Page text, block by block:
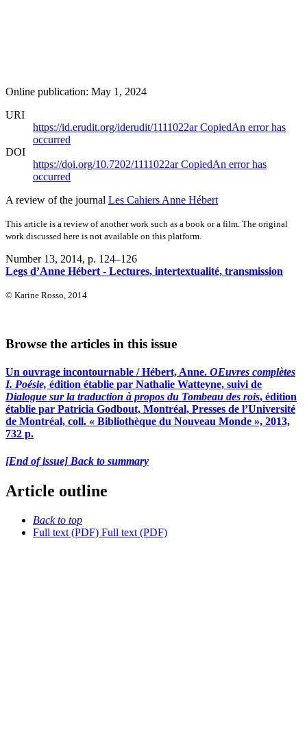
Online publication: May 1, 2024
URI
https://id.erudit.org/iderudit/1111022arCopiedAn error has
occurred
DOI
https://doi.org/10.7202/1111022arCopiedAn error has
occurred
A review of the journal Les Cahiers Anne Hébert
This article is a review of another work such as a book or a film. The original
work discussed here is not available on this platform.
Number 13, 2014, p. 124–126
Legs d’Anne Hébert - Lectures, intertextualité, transmission
© Karine Rosso, 2014
Browse the articles in this issue
Un ouvrage incontournable / Hébert, Anne. OEuvres complètes
I. Poésie, édition établie par Nathalie Watteyne, suivi de
Dialogue sur la traduction à propos du Tombeau des rois, édition
établie par Patricia Godbout, Montréal, Presses de l’Université
de Montréal, coll. « Bibliothèque du Nouveau Monde », 2013,
732 p.
[End of issue] Back to summary
Article outline
Back to top
Full text (PDF) Full text (PDF)